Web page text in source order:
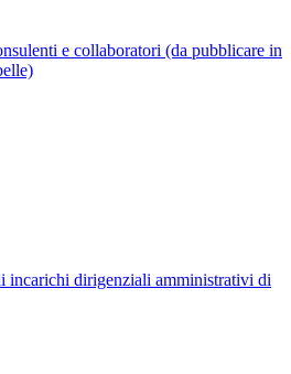
e collaboratori (da pubblicare in
incarichi dirigenziali amministrativi di